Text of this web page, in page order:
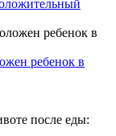
ребенок в